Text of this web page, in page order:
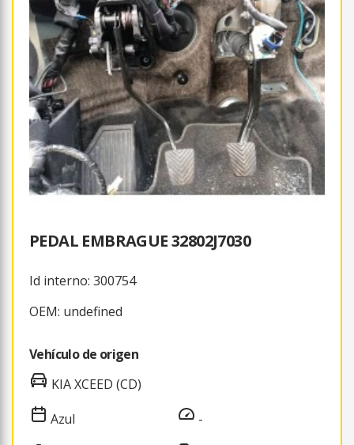
PEDAL EMBRAGUE 32802J7030
Id interno: 300754
OEM: undefined
Vehículo de origen
KIA XCEED (CD)
Azul
-